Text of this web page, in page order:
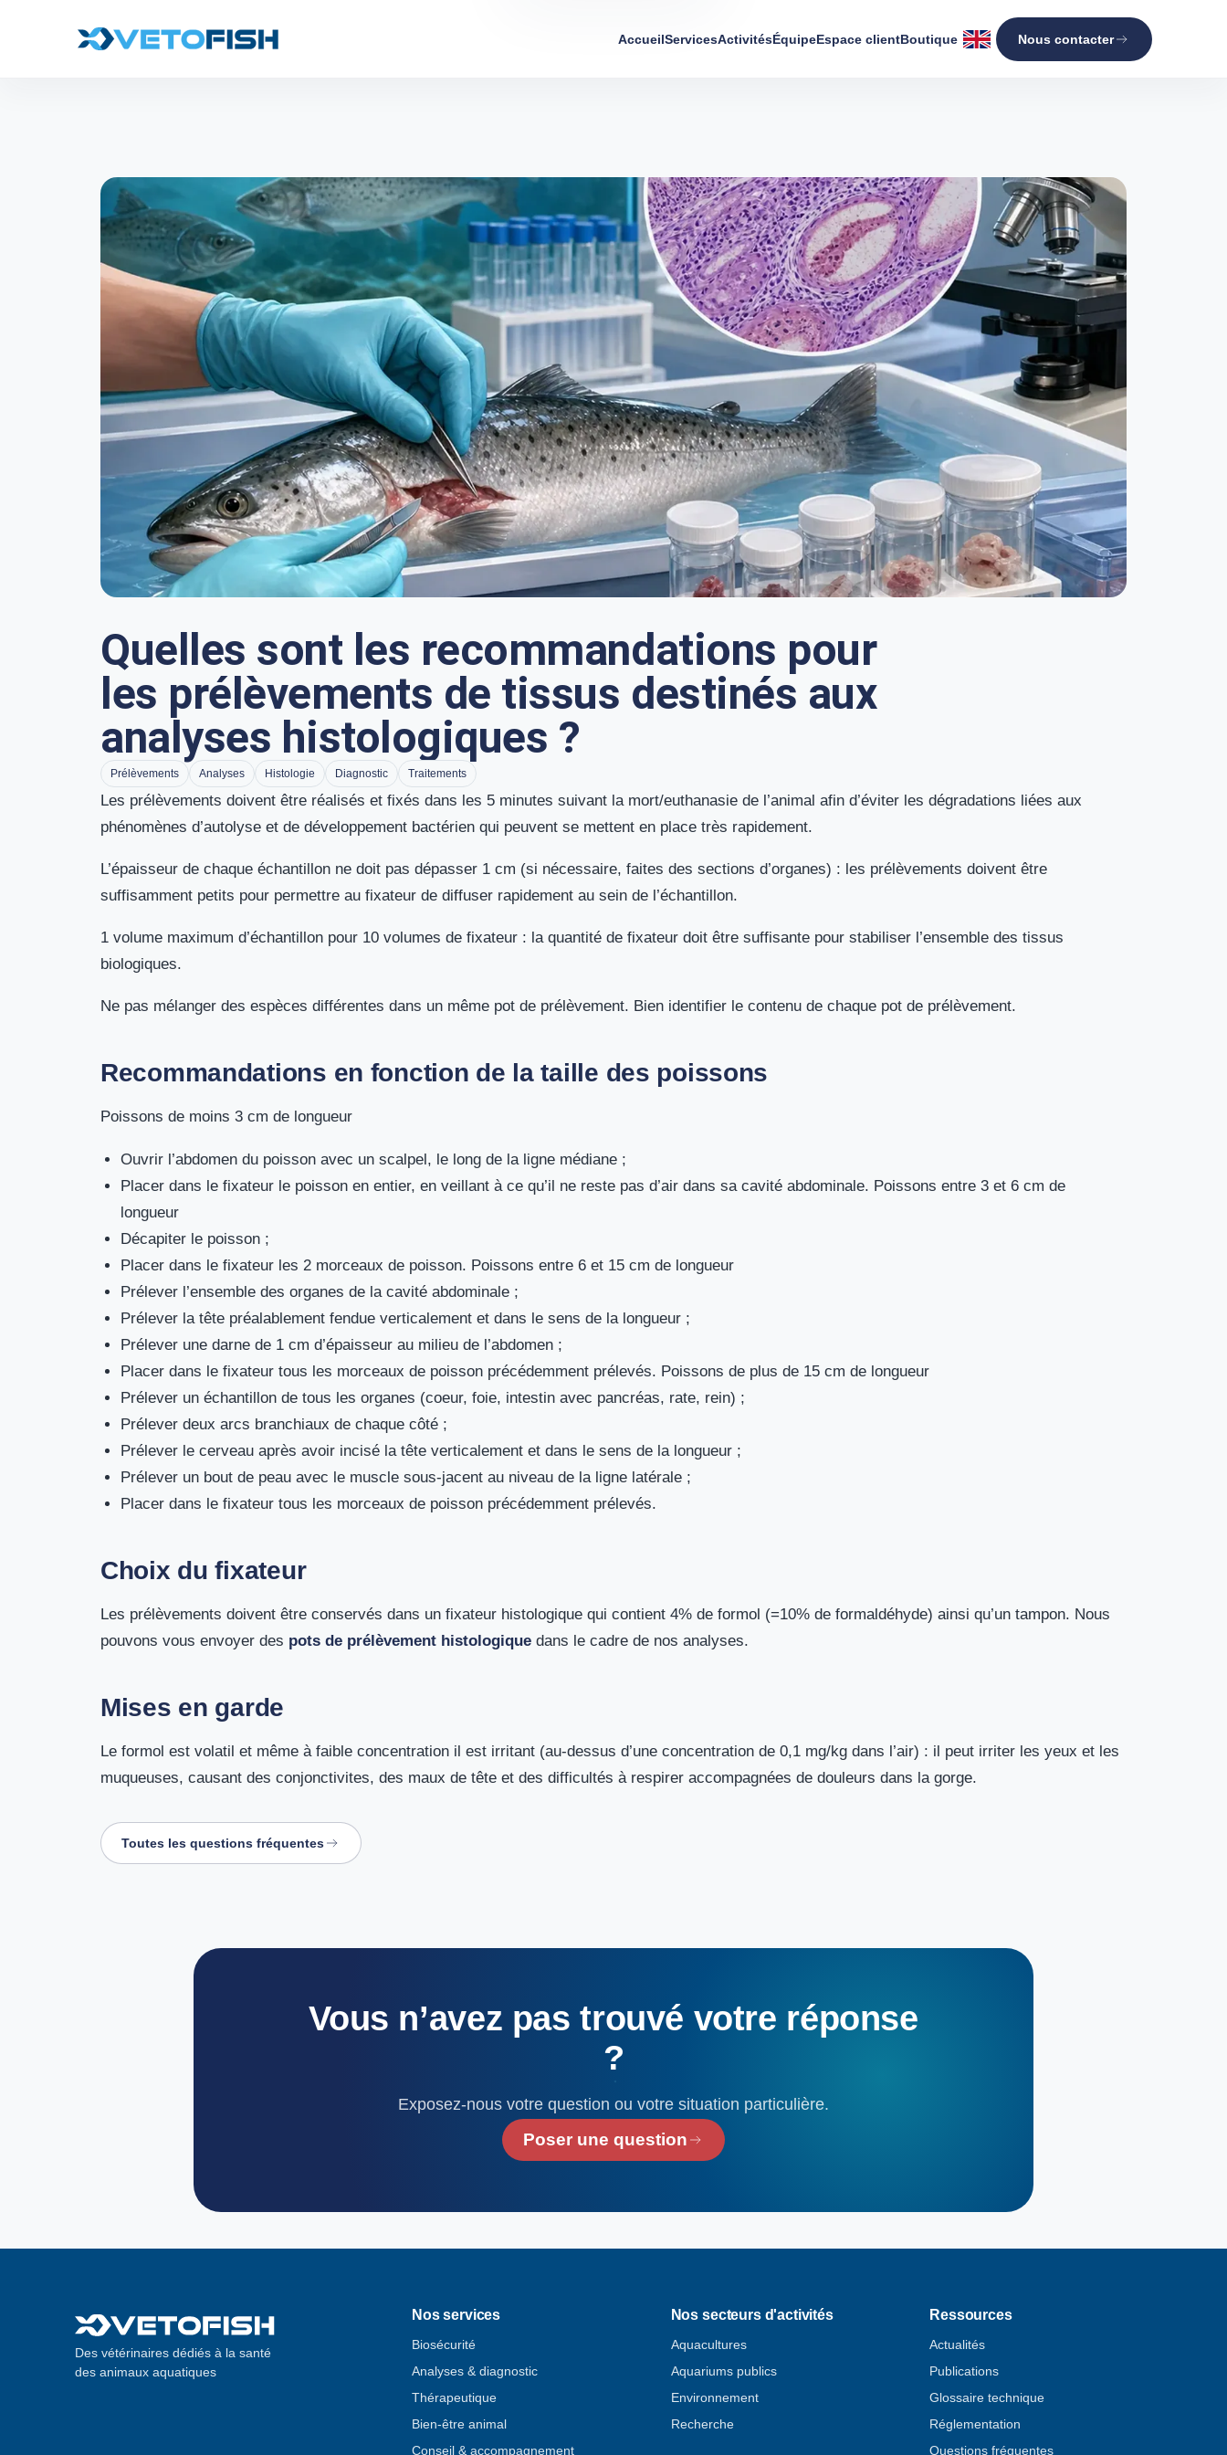
AccueilServicesActivitésÉquipeEspace clientBoutique Nous contacter
Quelles sont les recommandations pour
les prélèvements de tissus destinés aux
analyses histologiques ?
Prélèvements Analyses Histologie Diagnostic Traitements
Les prélèvements doivent être réalisés et fixés dans les 5 minutes suivant la mort/euthanasie de l’animal afin d’éviter les dégradations liées aux
phénomènes d’autolyse et de développement bactérien qui peuvent se mettent en place très rapidement.
L’épaisseur de chaque échantillon ne doit pas dépasser 1 cm (si nécessaire, faites des sections d’organes) : les prélèvements doivent être
suffisamment petits pour permettre au fixateur de diffuser rapidement au sein de l’échantillon.
1 volume maximum d’échantillon pour 10 volumes de fixateur : la quantité de fixateur doit être suffisante pour stabiliser l’ensemble des tissus
biologiques.
Ne pas mélanger des espèces différentes dans un même pot de prélèvement. Bien identifier le contenu de chaque pot de prélèvement.
Recommandations en fonction de la taille des poissons
Poissons de moins 3 cm de longueur
Ouvrir l’abdomen du poisson avec un scalpel, le long de la ligne médiane ;
Placer dans le fixateur le poisson en entier, en veillant à ce qu’il ne reste pas d’air dans sa cavité abdominale. Poissons entre 3 et 6 cm de
longueur
Décapiter le poisson ;
Placer dans le fixateur les 2 morceaux de poisson. Poissons entre 6 et 15 cm de longueur
Prélever l’ensemble des organes de la cavité abdominale ;
Prélever la tête préalablement fendue verticalement et dans le sens de la longueur ;
Prélever une darne de 1 cm d’épaisseur au milieu de l’abdomen ;
Placer dans le fixateur tous les morceaux de poisson précédemment prélevés. Poissons de plus de 15 cm de longueur
Prélever un échantillon de tous les organes (coeur, foie, intestin avec pancréas, rate, rein) ;
Prélever deux arcs branchiaux de chaque côté ;
Prélever le cerveau après avoir incisé la tête verticalement et dans le sens de la longueur ;
Prélever un bout de peau avec le muscle sous-jacent au niveau de la ligne latérale ;
Placer dans le fixateur tous les morceaux de poisson précédemment prélevés.
Choix du fixateur
Les prélèvements doivent être conservés dans un fixateur histologique qui contient 4% de formol (=10% de formaldéhyde) ainsi qu’un tampon. Nous
pouvons vous envoyer des pots de prélèvement histologique dans le cadre de nos analyses.
Mises en garde
Le formol est volatil et même à faible concentration il est irritant (au-dessus d’une concentration de 0,1 mg/kg dans l’air) : il peut irriter les yeux et les
muqueuses, causant des conjonctivites, des maux de tête et des difficultés à respirer accompagnées de douleurs dans la gorge.
Toutes les questions fréquentes
Vous n’avez pas trouvé votre réponse
?
Exposez-nous votre question ou votre situation particulière.
Poser une question
Des vétérinaires dédiés à la santé
des animaux aquatiques
Nos services
Biosécurité
Analyses & diagnostic
Thérapeutique
Bien-être animal
Conseil & accompagnement
Nos secteurs d'activités
Aquacultures
Aquariums publics
Environnement
Recherche
Ressources
Actualités
Publications
Glossaire technique
Réglementation
Questions fréquentes